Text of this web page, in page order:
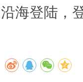
海登陆，